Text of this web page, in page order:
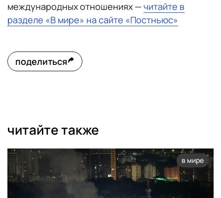
международных отношениях — читайте в
разделе «В мире» на сайте «Постньюс»
поделиться
читайте также
в мире